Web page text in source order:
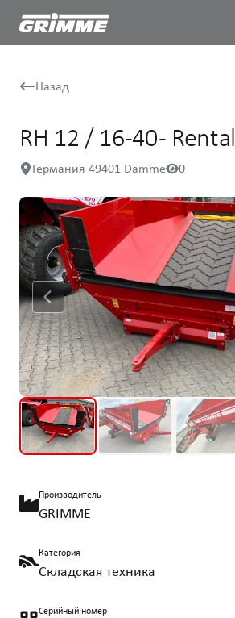
Назад
RH 12 / 16-40 - Rental
Германия 49401 Damme 0
Производитель
GRIMME
Категория
Складская техника
Серийный номер